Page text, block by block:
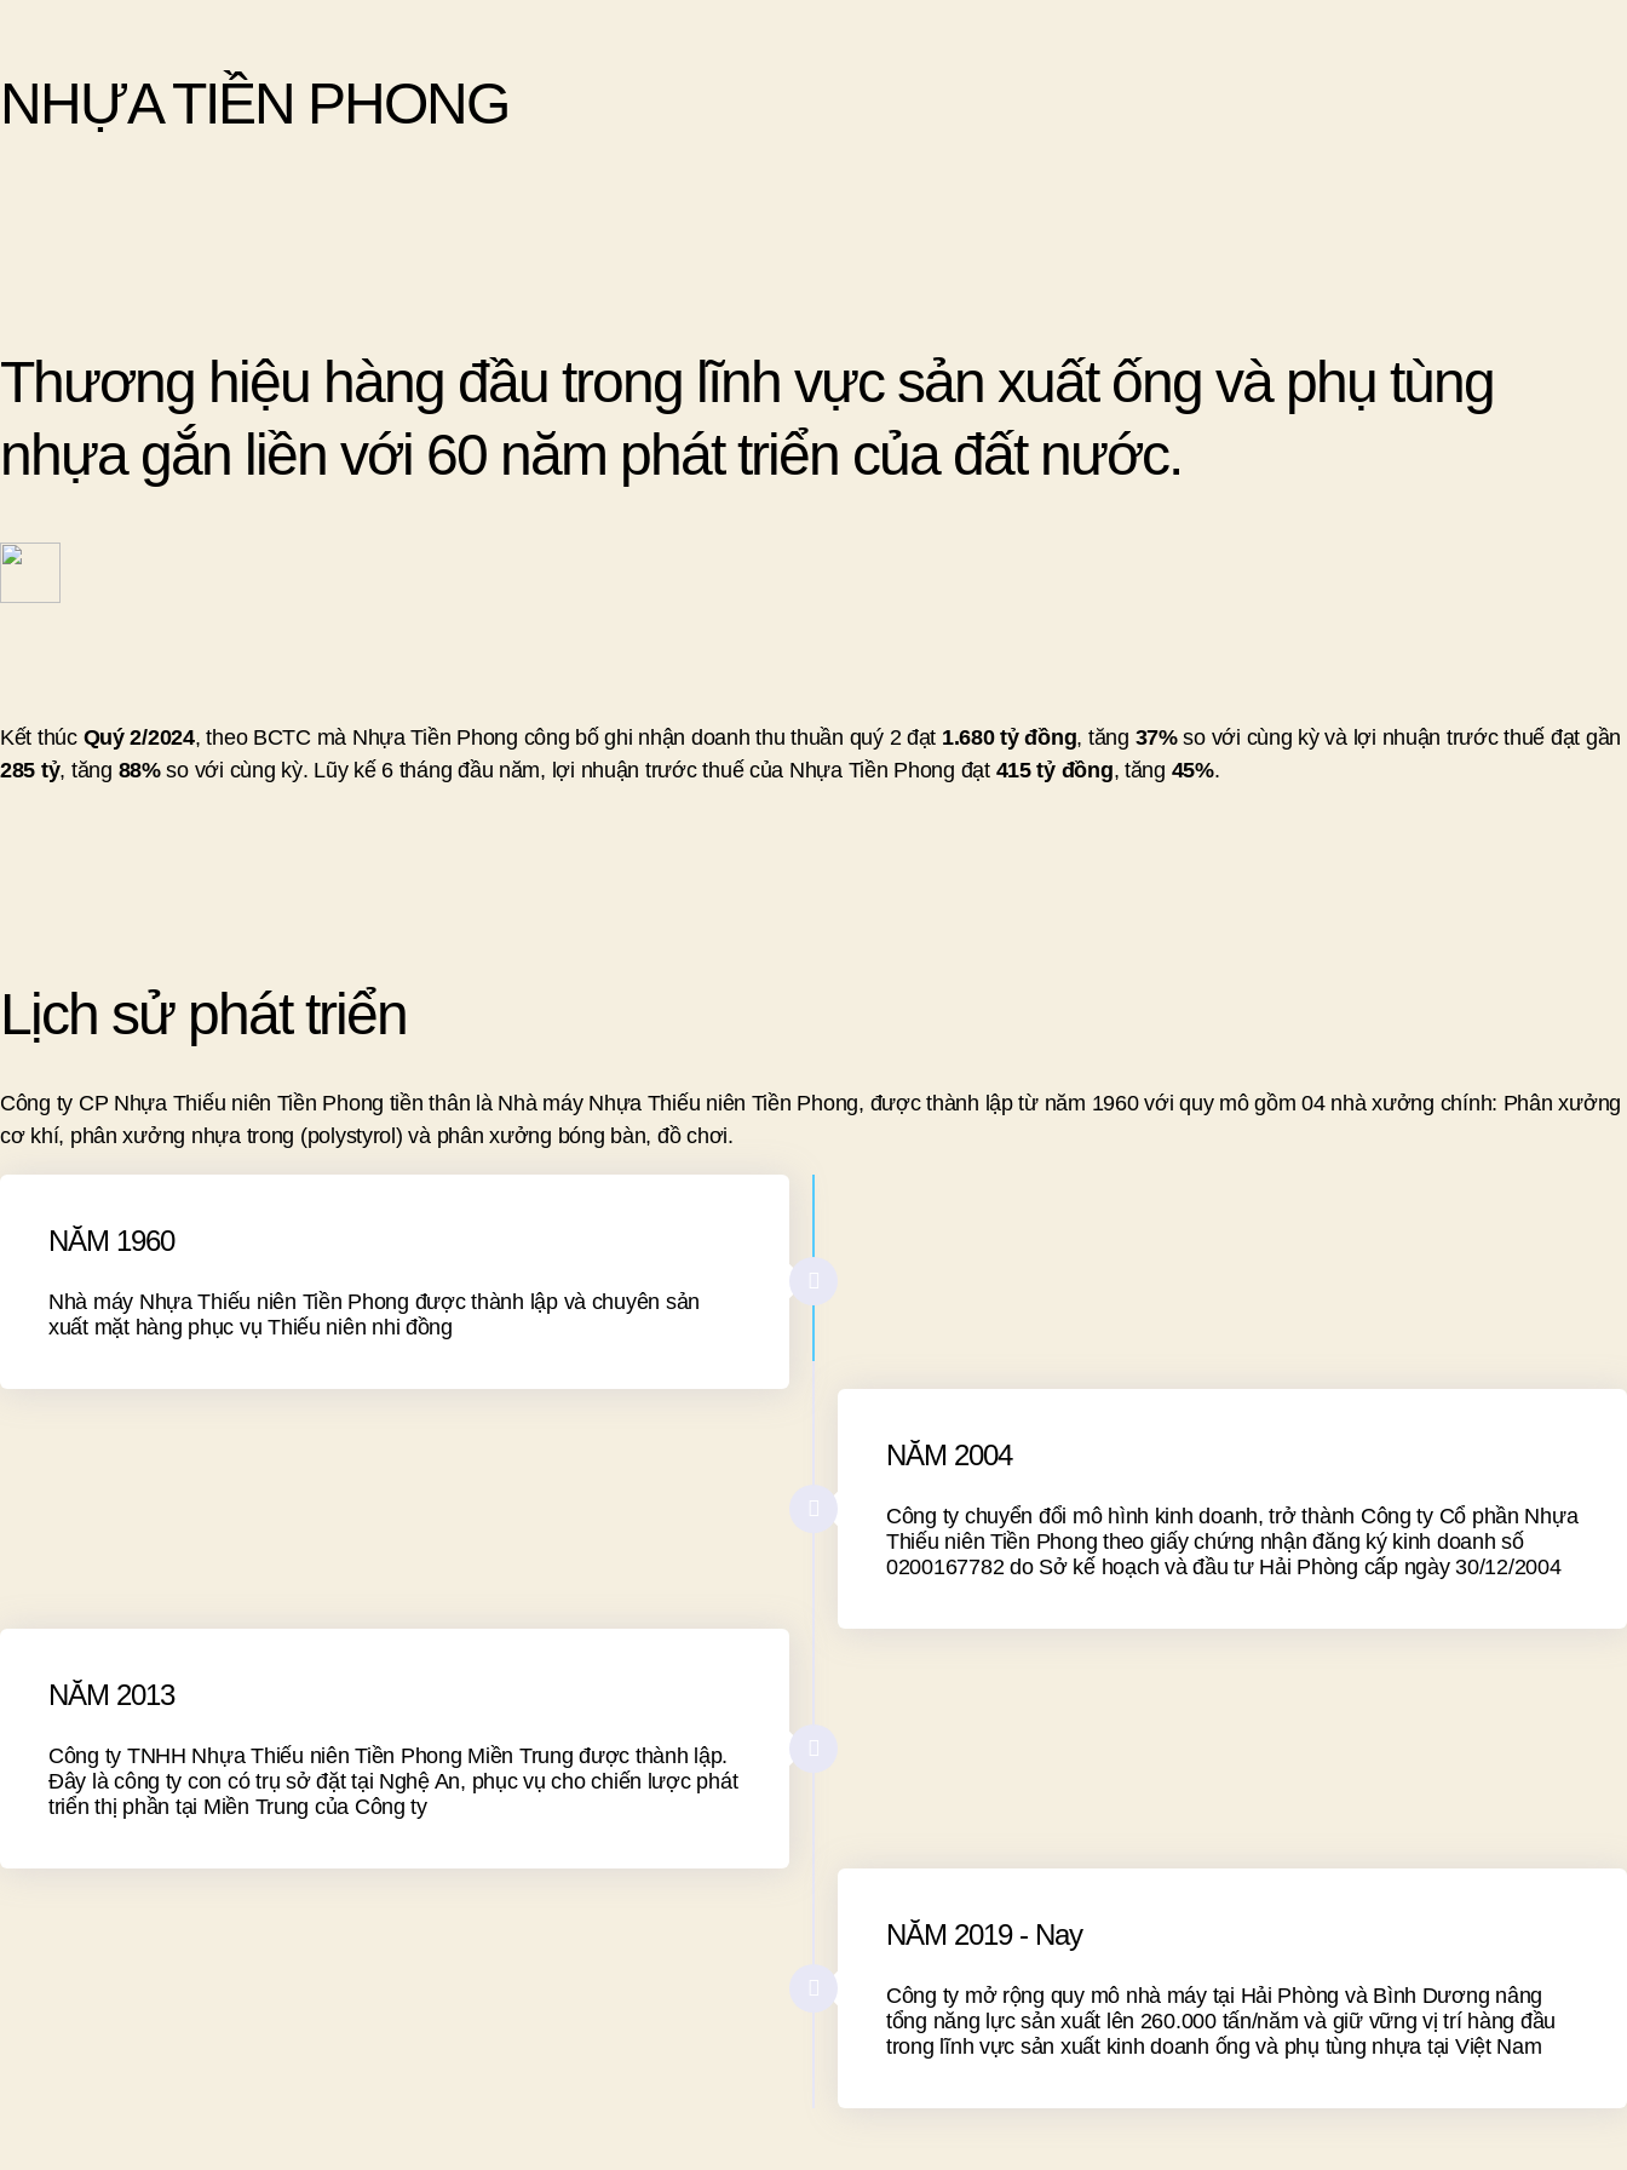
NHỰA TIỀN PHONG
Thương hiệu hàng đầu trong lĩnh vực sản xuất ống và phụ tùng
nhựa gắn liền với 60 năm phát triển của đất nước.
Kết thúc Quý 2/2024, theo BCTC mà Nhựa Tiền Phong công bố ghi nhận doanh thu thuần quý 2 đạt 1.680 tỷ đồng, tăng 37%so với cùng kỳ và lợi nhuận trước thuế đạt gần
285 tỷ, tăng 88%so với cùng kỳ. Lũy kế 6 tháng đầu năm, lợi nhuận trước thuế của Nhựa Tiền Phong đạt 415 tỷ đồng, tăng 45%.
Lịch sử phát triển
Công ty CP Nhựa Thiếu niên Tiền Phong tiền thân là Nhà máy Nhựa Thiếu niên Tiền Phong, được thành lập từ năm 1960 với quy mô gồm 04 nhà xưởng chính: Phân xưởng
cơ khí, phân xưởng nhựa trong (polystyrol) và phân xưởng bóng bàn, đồ chơi.
NĂM 1960
Nhà máy Nhựa Thiếu niên Tiền Phong được thành lập và chuyên sản
xuất mặt hàng phục vụ Thiếu niên nhi đồng
NĂM 2004
Công ty chuyển đổi mô hình kinh doanh, trở thành Công ty Cổ phần Nhựa
Thiếu niên Tiền Phong theo giấy chứng nhận đăng ký kinh doanh số
0200167782 do Sở kế hoạch và đầu tư Hải Phòng cấp ngày 30/12/2004
NĂM 2013
Công ty TNHH Nhựa Thiếu niên Tiền Phong Miền Trung được thành lập.
Đây là công ty con có trụ sở đặt tại Nghệ An, phục vụ cho chiến lược phát
triển thị phần tại Miền Trung của Công ty
NĂM 2019 - Nay
Công ty mở rộng quy mô nhà máy tại Hải Phòng và Bình Dương nâng
tổng năng lực sản xuất lên 260.000 tấn/năm và giữ vững vị trí hàng đầu
trong lĩnh vực sản xuất kinh doanh ống và phụ tùng nhựa tại Việt Nam